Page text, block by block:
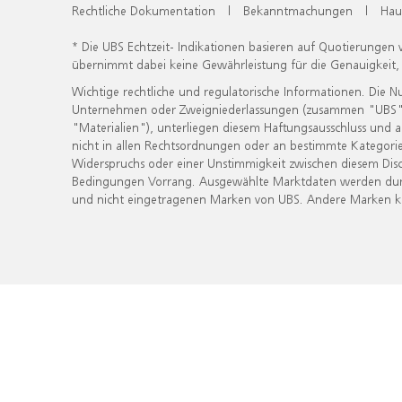
Rechtliche Dokumentation | Bekanntmachungen |
* Die UBS Echtzeit- Indikationen basieren auf
übernimmt dabei keine Gewährleistung für die
Wichtige rechtliche und regulatorische Informationen. Die
Unternehmen oder Zweigniederlassungen (zusammen
"Materialien"), unterliegen diesem Haftungsausschluss
nicht in allen Rechtsordnungen oder an bestimmte
Widerspruchs oder einer Unstimmigkeit zwischen diesem
Bedingungen Vorrang. Ausgewählte Marktdaten werden
und nicht eingetragenen Marken von UBS. Andere Marken